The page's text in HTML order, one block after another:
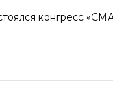
конгресс